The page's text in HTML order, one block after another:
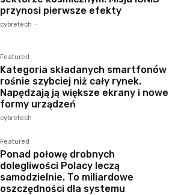
przynosi pierwsze efekty
cybretech -
Featured
Kategoria składanych smartfonów
rośnie szybciej niż cały rynek.
Napędzają ją większe ekrany i nowe
formy urządzeń
cybretech -
Featured
Ponad połowę drobnych
dolegliwości Polacy leczą
samodzielnie. To miliardowe
oszczędności dla systemu